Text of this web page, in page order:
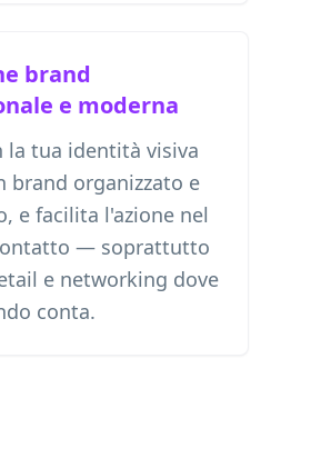
brand
e moderna
la tua identità visiva
brand organizzato e
e facilita l'azione nel
— soprattutto
e networking dove
conta.